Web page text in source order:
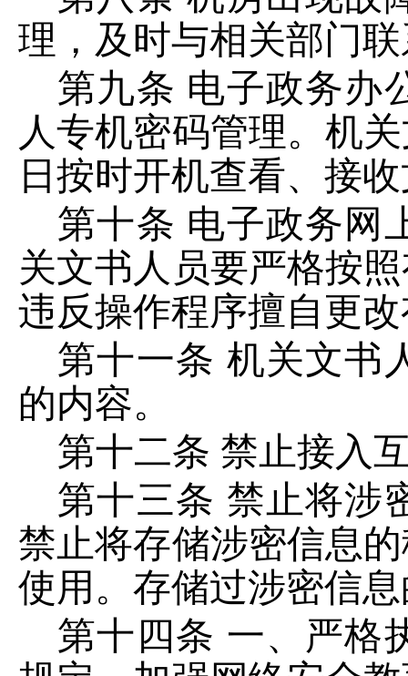
理，及时与相关部门
第九条 电子政务办
人专机密码管理。机
日按时开机查看、接
第十条 电子政务网
关文书人员要严格按
违反操作程序擅自更
第十一条 机关文书
的内容。
第十二条 禁止接入
第十三条 禁止将涉
禁止将存储涉密信息
使用。存储过涉密信
第十四条 一、严格